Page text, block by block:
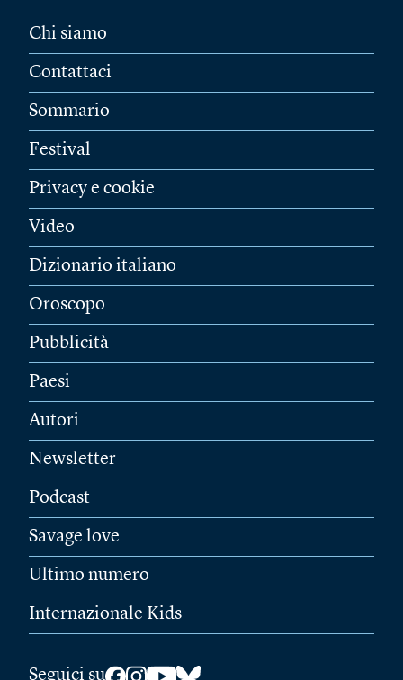
Chi siamo
Contattaci
Sommario
Festival
Privacy e cookie
Video
Dizionario italiano
Oroscopo
Pubblicità
Paesi
Autori
Newsletter
Podcast
Savage love
Ultimo numero
Internazionale Kids
Seguici su